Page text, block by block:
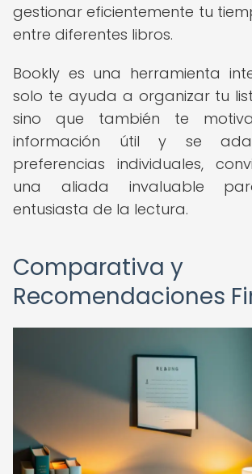
gestionar eficientemente tu
entre diferentes libros.
Bookly es una herramienta
solo te ayuda a organizar tu
sino que también te
información útil y se
preferencias individuales,
una aliada invaluable
entusiasta de la lectura.
Comparativa y
Recomendaciones